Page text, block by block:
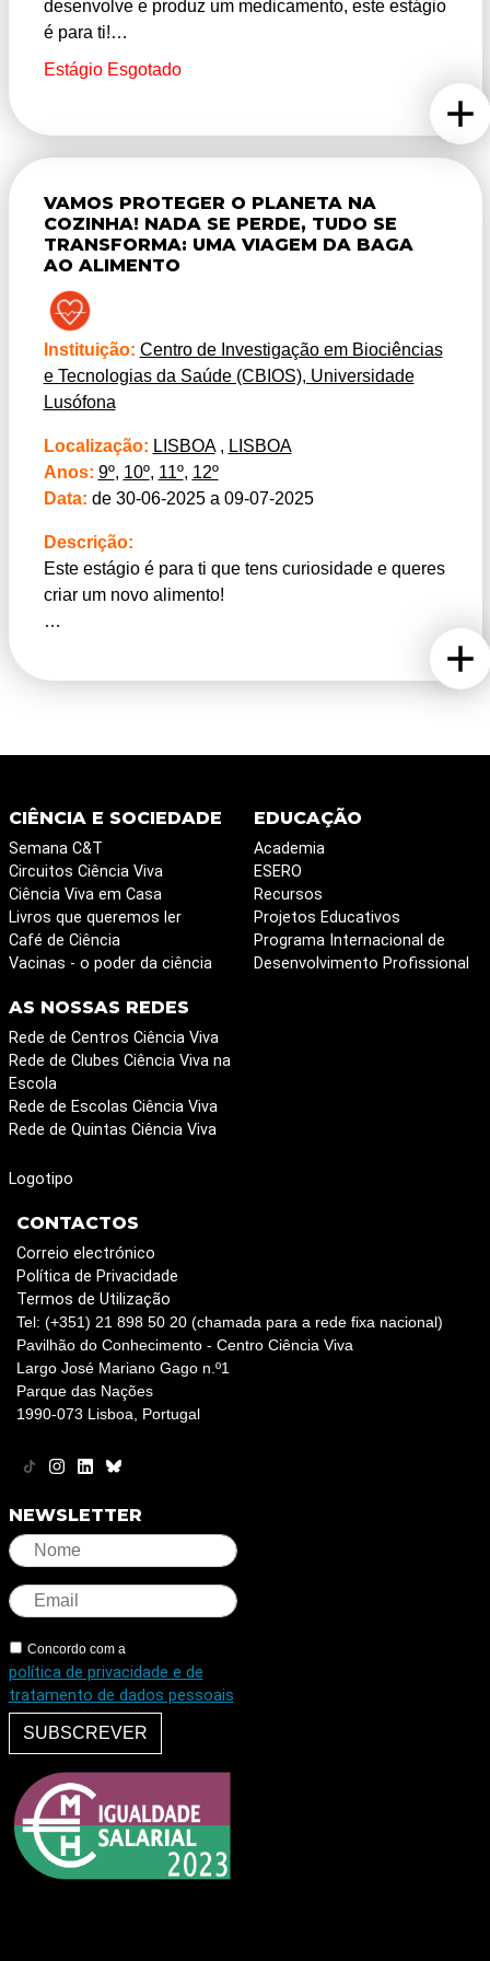
desenvolve e produz um medicamento, este estágio
é para ti!
Os medicamentos são preparações farmacêuticas
atividade biológica) e por vários excipientes, os
quais são substâncias que permitem obter as várias
cápsulas, cremes, pomadas…
Em oito dias poderás descobrir:
a) Como extrair e isolar fármacos e excipientes de
produtos naturais, como larvas de insetos
b) Como testar e caraterizar a eficácia e toxicidade
de fármacos
c) Como a solubilidade dos fármacos influencia o
d) Como desenvolver, produzir e testar
medicamentos
Junta-te a nós e vem dar os primeiros passos como
agente promotor da saúde!
Estágio Esgotado
VAMOS PROTEGER O PLANETA NA
COZINHA! NADA SE PERDE, TUDO SE
TRANSFORMA: UMA VIAGEM DA BAGA
AO ALIMENTO
Instituição: Centro de Investigação em Biociências
e Tecnologias da Saúde (CBIOS), Universidade
Lusófona
Localização: LISBOA, LISBOA
Anos: 9º, 10º, 11º, 12º
Data: de 30-06-2025 a 09-07-2025
Descrição:
Este estágio é para ti que tens curiosidade e queres
criar um novo alimento!
importantes, tais como a cultura e sobretudo com o
a) Aprender o conceito de economia circular – neste
Novo Mundo onde “nada se perde, mas tudo se
transforma”
b) Desenvolver várias receitas que contêm
ingredientes inovadores e sustentáveis
d) Fazer experiências, apresentar e discutir
resultados de uma forma fundamentada
Junta-te a nós e vem aprender a “Magia da
Nutrição”!
CIÊNCIA E SOCIEDADE
Semana C&T
Circuitos Ciência Viva
Ciência Viva em Casa
Livros que queremos ler
Café de Ciência
Vacinas - o poder da ciência
EDUCAÇÃO
Academia
ESERO
Recursos
Projetos Educativos
Programa Internacional de
Desenvolvimento Profissional
AS NOSSAS REDES
Rede de Centros Ciência Viva
Rede de Clubes Ciência Viva na
Escola
Rede de Escolas Ciência Viva
Rede de Quintas Ciência Viva
Logotipo
CONTACTOS
Correio electrónico
Política de Privacidade
Termos de Utilização
Tel: (+351) 21 898 50 20 (chamada para a rede fixa nacional)
Pavilhão do Conhecimento - Centro Ciência Viva
Largo José Mariano Gago n.º1
Parque das Nações
1990-073 Lisboa, Portugal
NEWSLETTER
Concordo com a
política de privacidade e de
tratamento de dados pessoais
SUBSCREVER